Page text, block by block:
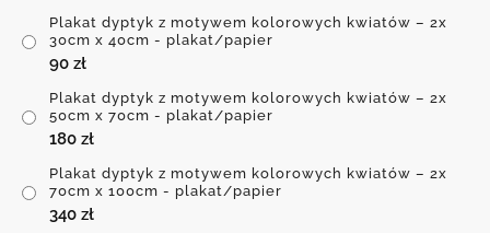
Plakat dyptyk z motywem kolorowych kwiatów – 2x
30cm x 40cm - plakat/papier
90 zł
Plakat dyptyk z motywem kolorowych kwiatów – 2x
50cm x 70cm - plakat/papier
180 zł
Plakat dyptyk z motywem kolorowych kwiatów – 2x
70cm x 100cm - plakat/papier
340 zł